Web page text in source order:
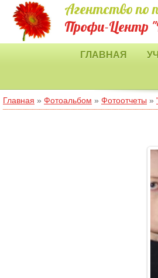
Агентство по
Профи-Центр
ГЛАВНАЯ
Главная » Фотоальбом » Фотоотчеты »